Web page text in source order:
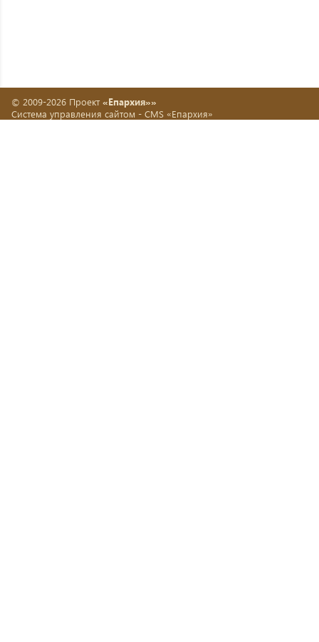
© 2009-2026 Проект «Епархия»»
Система управления сайтом - CMS «Епархия»